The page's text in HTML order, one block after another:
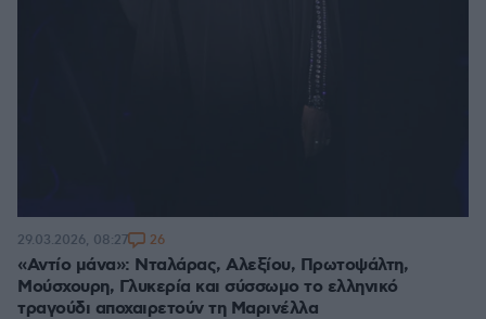
«Αντίο μάνα»: Νταλάρας, Αλεξίου, Πρωτοψάλτη,
Μούσχουρη, Γλυκερία και σύσσωμο το ελληνικό
τραγούδι αποχαιρετούν τη Μαρινέλλα
29.03.2026, 08:27 26